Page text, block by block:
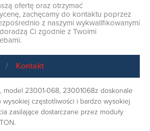
ofertę oraz otrzymać
zachęcamy do kontaktu poprzez
z naszymi wykwalifikowanymi
Ci zgodnie z Twoimi
Kontakt
model 23001-068, 23001068z doskonale
wysokiej częstotliwości i bardzo wysokiej
zasilające dostarczane przez moduły